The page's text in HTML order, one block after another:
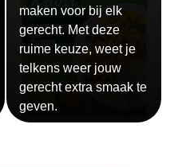
maken voor bij elk
gerecht. Met deze
ruime keuze, weet je
telkens weer jouw
gerecht extra smaak te
geven.